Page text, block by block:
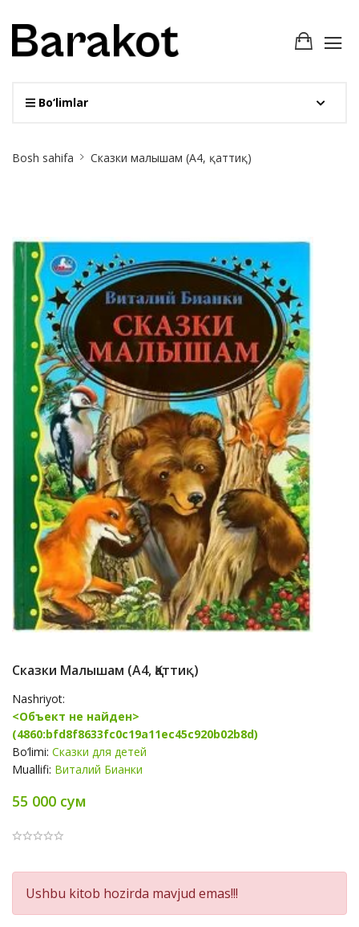
Bo‘limlar
Breadcrumb
Bosh sahifa Cказки малышам (А4, қаттиқ)
Cказки Малышам (А4, Қаттиқ)
Nashriyot:
<Объект не найден>
(4860:bfd8f8633fc0c19a11ec45c920b02b8d)
Bo‘limi: Сказки для детей
Muallifi: Виталий Бианки
55 000 сум
Product
Summery
Ushbu kitob hozirda mavjud emas!!!